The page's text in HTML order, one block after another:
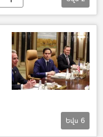
Եվս 6